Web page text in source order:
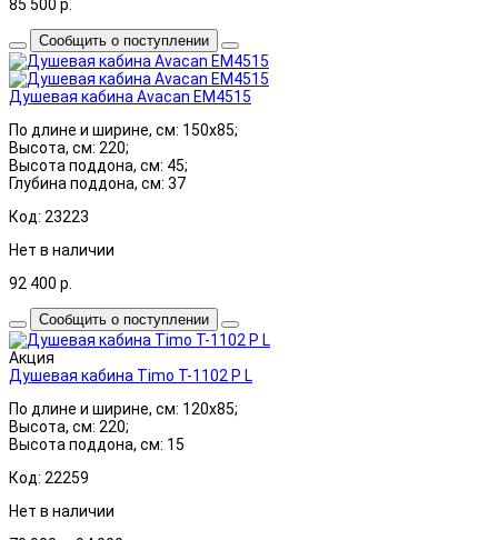
85 500 р.
Сообщить о поступлении
Душевая кабина Avacan EM4515
По длине и ширине, см: 150x85;
Высота, см: 220;
Высота поддона, см: 45;
Глубина поддона, см: 37
Код: 23223
Нет в наличии
92 400 р.
Сообщить о поступлении
Акция
Душевая кабина Timo T-1102 P L
По длине и ширине, см: 120x85;
Высота, см: 220;
Высота поддона, см: 15
Код: 22259
Нет в наличии